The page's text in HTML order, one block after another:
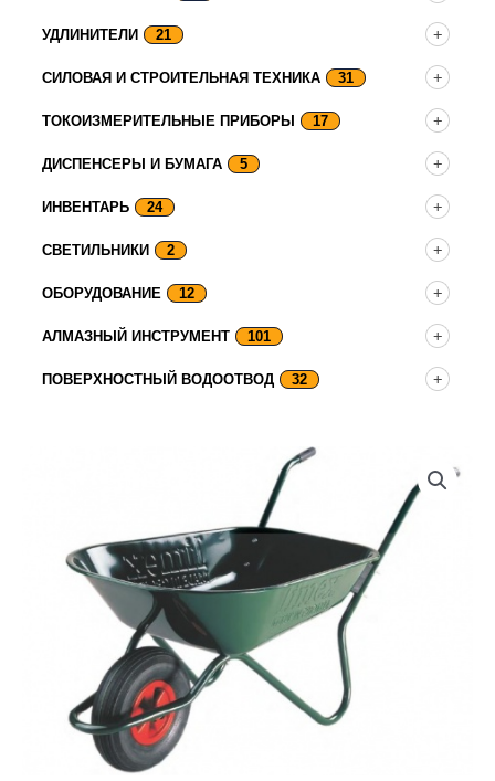
УДЛИНИТЕЛИ 21
СИЛОВАЯ И СТРОИТЕЛЬНАЯ ТЕХНИКА 31
ТОКОИЗМЕРИТЕЛЬНЫЕ ПРИБОРЫ 17
ДИСПЕНСЕРЫ И БУМАГА 5
ИНВЕНТАРЬ 24
СВЕТИЛЬНИКИ 2
ОБОРУДОВАНИЕ 12
АЛМАЗНЫЙ ИНСТРУМЕНТ 101
ПОВЕРХНОСТНЫЙ ВОДООТВОД 32